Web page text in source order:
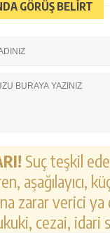
GÖRÜŞ BELİRT
Suç teşkil
aşağılayıcı,
zarar verici
cezai,